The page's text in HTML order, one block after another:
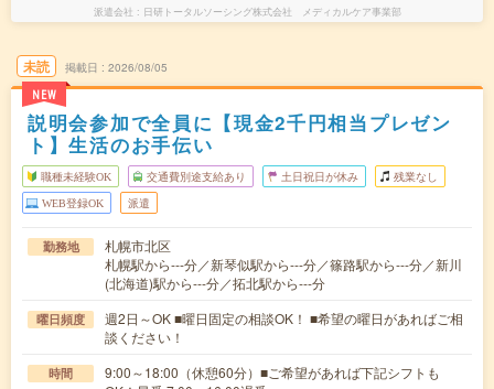
派遣会社 日研トータルソーシング株式会社 メディカルケア事業部
未読
NEW
掲載日 2026/08/05
説明会参加で全員に【現金2千円相当プレゼン
ト】生活のお手伝い
職種未経験OK 交通費別途支給あり 土日祝日が休み 残業なし
WEB登録OK 派遣
勤務地
札幌市北区
札幌駅から---分／新琴似駅から---分／篠路駅から---分／新川
(北海道)駅から---分／拓北駅から---分
曜日頻度
週2日～OK ■曜日固定の相談OK！ ■希望の曜日があればご相
談ください！
時間
9:00～18:00（休憩60分）■ご希望があれば下記シフトも